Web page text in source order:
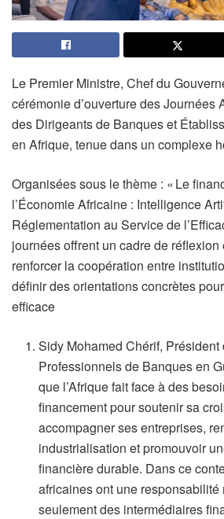
Le Premier Ministre, Chef du
cérémonie d’ouverture des Journées
des Dirigeants de Banques et
en Afrique, tenue dans un complexe
Organisées sous le thème : « Le
l’Économie Africaine : Intelligence
Réglementation au Service de
journées offrent un cadre de
renforcer la coopération entre
définir des orientations concrètes
efficace
Sidy Mohamed Chérif, Président
Professionnels de Banques en
que l’Afrique fait face à des
financement pour soutenir sa
accompagner ses entreprises,
industrialisation et promouvoir
financière durable. Dans ce
africaines ont une responsabilité
seulement des intermédiaires